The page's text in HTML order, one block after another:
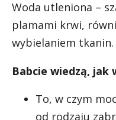
Woda utleniona –
plamami krwi,
wybielaniem tkanin.
Babcie wiedzą, jak
To, w czym
od rodzaju